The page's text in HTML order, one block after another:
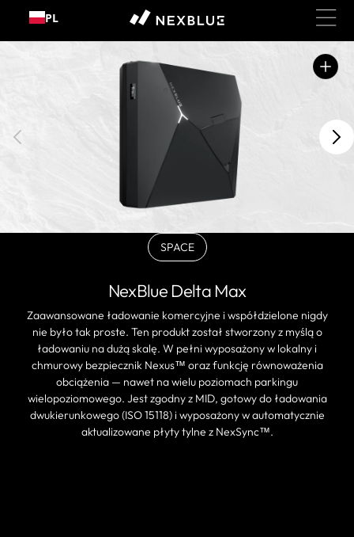
do
PL
Otwórz
polecane
multimedia
galerii
SPACE
BLACK
wyprzedany
lub
niedostępny
NexBlue Delta Max
Zaawansowane ładowanie komercyjne i współdzielone nigdy
nie było tak proste. Ten produkt został stworzony z myślą o
ładowaniu na dużą skalę. W pełni wyposażony w lokalny i
chmurowy bezpiecznik Nexus™ oraz funkcję równoważenia
obciążenia — nawet na wielu poziomach parkingu
wielopoziomowego. Jest zgodny z MID, gotowy do ładowania
dwukierunkowego (ISO 15118) i wyposażony w automatycznie
aktualizowane płyty tylne z NexSync™.